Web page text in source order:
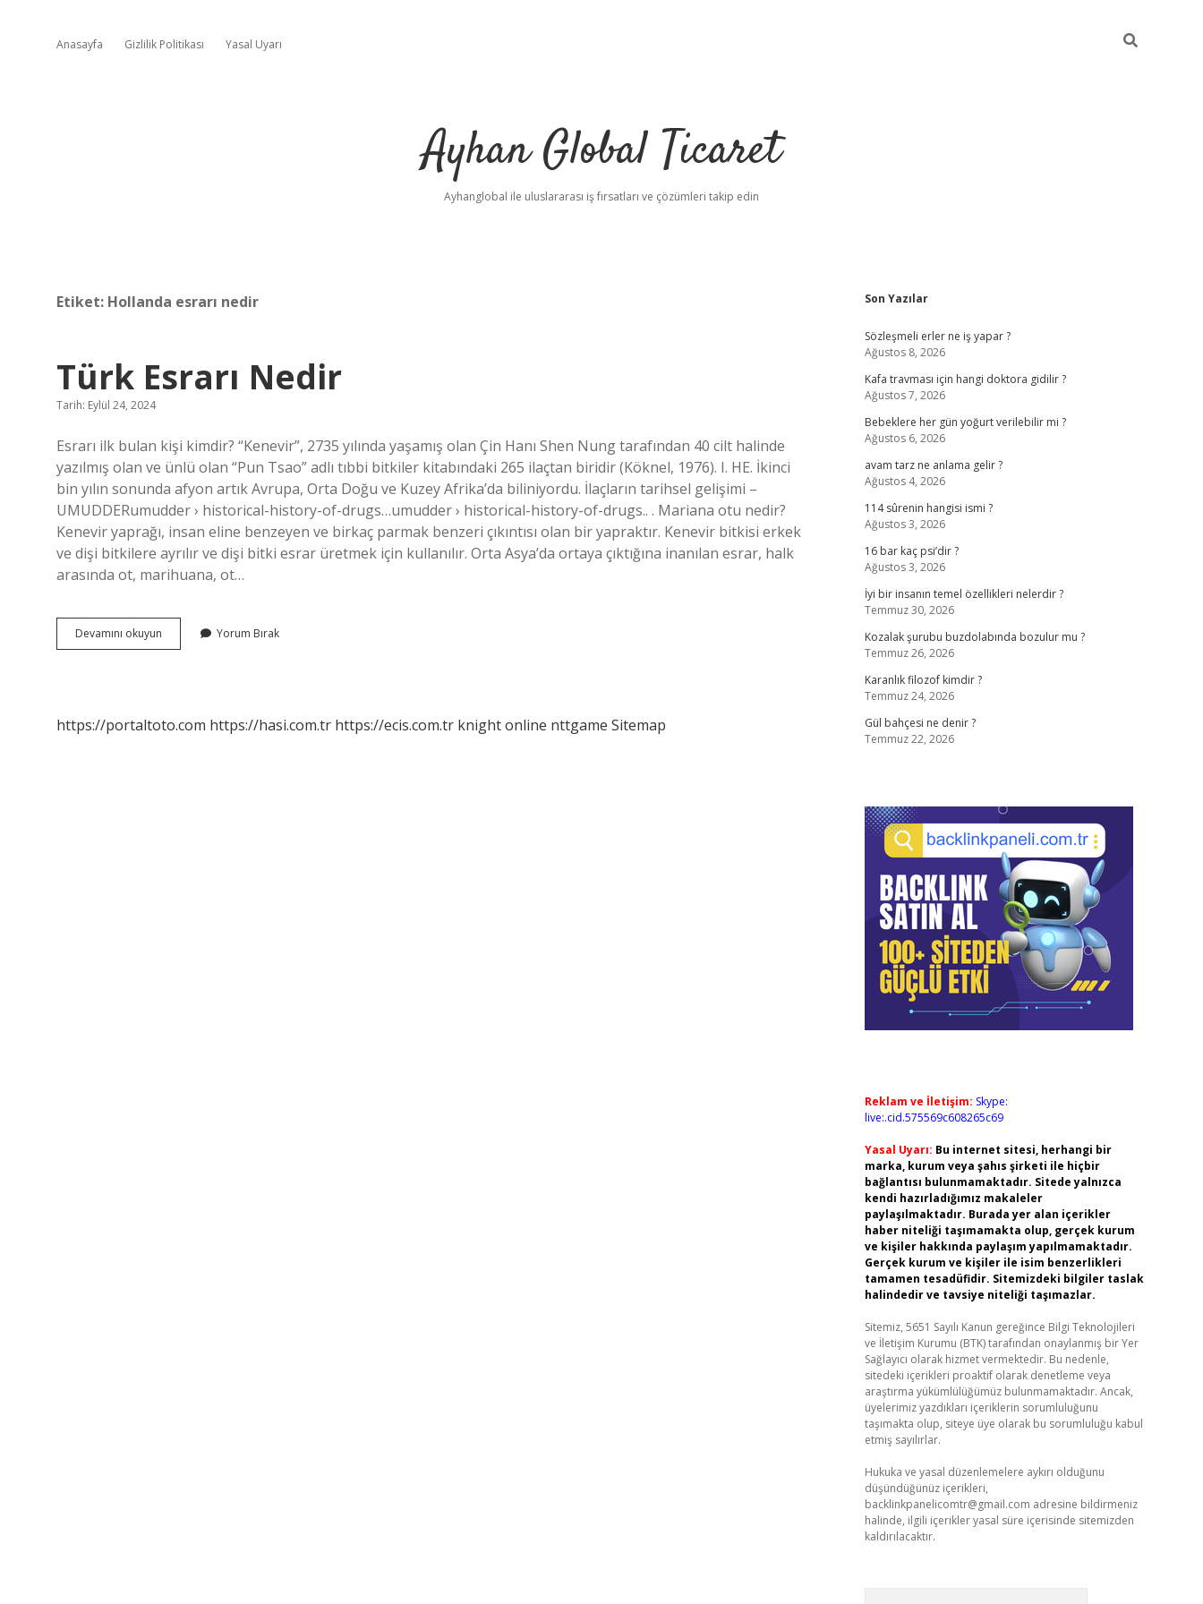
Anasayfa Gizlilik Politikası Yasal Uyarı
Ayhan Global Ticaret
Ayhanglobal ile uluslararası iş fırsatları ve çözümleri takip edin
Etiket: Hollanda esrarı nedir
Türk Esrarı Nedir
Tarih: Eylül 24, 2024
Esrarı ilk bulan kişi kimdir? “Kenevir”, 2735 yılında yaşamış olan Çin Hanı Shen Nung tarafından 40 cilt halinde
yazılmış olan ve ünlü olan “Pun Tsao” adlı tıbbi bitkiler kitabındaki 265 ilaçtan biridir (Köknel, 1976). I. HE. İkinci
bin yılın sonunda afyon artık Avrupa, Orta Doğu ve Kuzey Afrika’da biliniyordu. İlaçların tarihsel gelişimi –
UMUDDERumudder › historical-history-of-drugs…umudder › historical-history-of-drugs.. . Mariana otu nedir?
Kenevir yaprağı, insan eline benzeyen ve birkaç parmak benzeri çıkıntısı olan bir yapraktır. Kenevir bitkisi erkek
ve dişi bitkilere ayrılır ve dişi bitki esrar üretmek için kullanılır. Orta Asya’da ortaya çıktığına inanılan esrar, halk
arasında ot, marihuana, ot…
Devamını okuyun
Esrarı
Yorum Bırak
https://portaltoto.com https://hasi.com.tr https://ecis.com.tr knight online nttgame Sitemap
Sidebar
Son Yazılar
Sözleşmeli erler ne iş yapar ?
Ağustos 8, 2026
Kafa travması için hangi doktora gidilir ?
Ağustos 7, 2026
Bebeklere her gün yoğurt verilebilir mi ?
Ağustos 6, 2026
avam tarz ne anlama gelir ?
Ağustos 4, 2026
114 sûrenin hangisi ismi ?
Ağustos 3, 2026
16 bar kaç psi’dir ?
Ağustos 3, 2026
İyi bir insanın temel özellikleri nelerdir ?
Temmuz 30, 2026
Kozalak şurubu buzdolabında bozulur mu ?
Temmuz 26, 2026
Karanlık filozof kimdir ?
Temmuz 24, 2026
Gül bahçesi ne denir ?
Temmuz 22, 2026
Reklam ve İletişim: Skype:
live:.cid.575569c608265c69
Yasal Uyarı: Bu internet sitesi, herhangi bir
marka, kurum veya şahıs şirketi ile hiçbir
bağlantısı bulunmamaktadır. Sitede yalnızca
kendi hazırladığımız makaleler
paylaşılmaktadır. Burada yer alan içerikler
haber niteliği taşımamakta olup, gerçek kurum
ve kişiler hakkında paylaşım yapılmamaktadır.
Gerçek kurum ve kişiler ile isim benzerlikleri
tamamen tesadüfidir. Sitemizdeki bilgiler taslak
halindedir ve tavsiye niteliği taşımazlar.
Sitemiz, 5651 Sayılı Kanun gereğince Bilgi Teknolojileri
ve İletişim Kurumu (BTK) tarafından onaylanmış bir Yer
Sağlayıcı olarak hizmet vermektedir. Bu nedenle,
sitedeki içerikleri proaktif olarak denetleme veya
araştırma yükümlülüğümüz bulunmamaktadır. Ancak,
üyelerimiz yazdıkları içeriklerin sorumluluğunu
taşımakta olup, siteye üye olarak bu sorumluluğu kabul
etmiş sayılırlar.
Hukuka ve yasal düzenlemelere aykırı olduğunu
düşündüğünüz içerikleri,
backlinkpanelicomtr@gmail.com adresine bildirmeniz
halinde, ilgili içerikler yasal süre içerisinde sitemizden
kaldırılacaktır.